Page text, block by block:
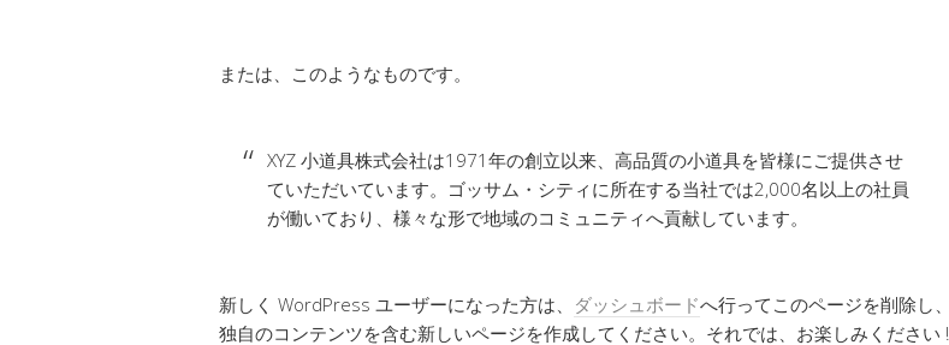
または、このようなものです。
XYZ 小道具株式会社は1971年の創立以来、高品質の小道具を皆様にご提供させ
ていただいています。ゴッサム・シティに所在する当社では2,000名以上の社員
が働いており、様々な形で地域のコミュニティへ貢献しています。
新しく WordPress ユーザーになった方は、 ダッシュボードへ行ってこのページを削除し、
独自のコンテンツを含む新しいページを作成してください。それでは、お楽しみください !